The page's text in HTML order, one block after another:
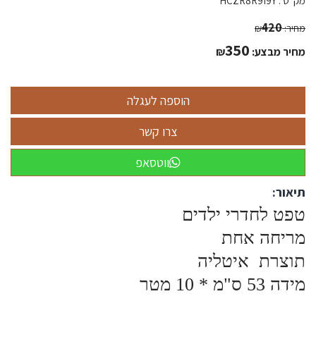
מחיר: ₪420
מחיר מבצע: ₪350
ווטסאפ
תיאור:
טפט לחדרי ילדים
מריחה אחת
תוצרת איטליה
מידה 53 ס"מ * 10 מטר